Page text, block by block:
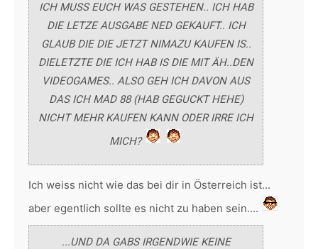
ICH MUSS EUCH WAS GESTEHEN.. ICH HAB
DIE LETZE AUSGABE NED GEKAUFT.. ICH
GLAUB DIE DIE JETZT NIMAZU KAUFEN IS..
DIELETZTE DIE ICH HAB IS DIE MIT ÄH..DEN
VIDEOGAMES.. ALSO GEH ICH DAVON AUS
DAS ICH MAD 88 (HAB GEGUCKT HEHE)
NICHT MEHR KAUFEN KANN ODER IRRE ICH
MICH?
Ich weiss nicht wie das bei dir in Österreich ist...
aber egentlich sollte es nicht zu haben sein....
...UND DA GABS IRGENDWIE KEINE